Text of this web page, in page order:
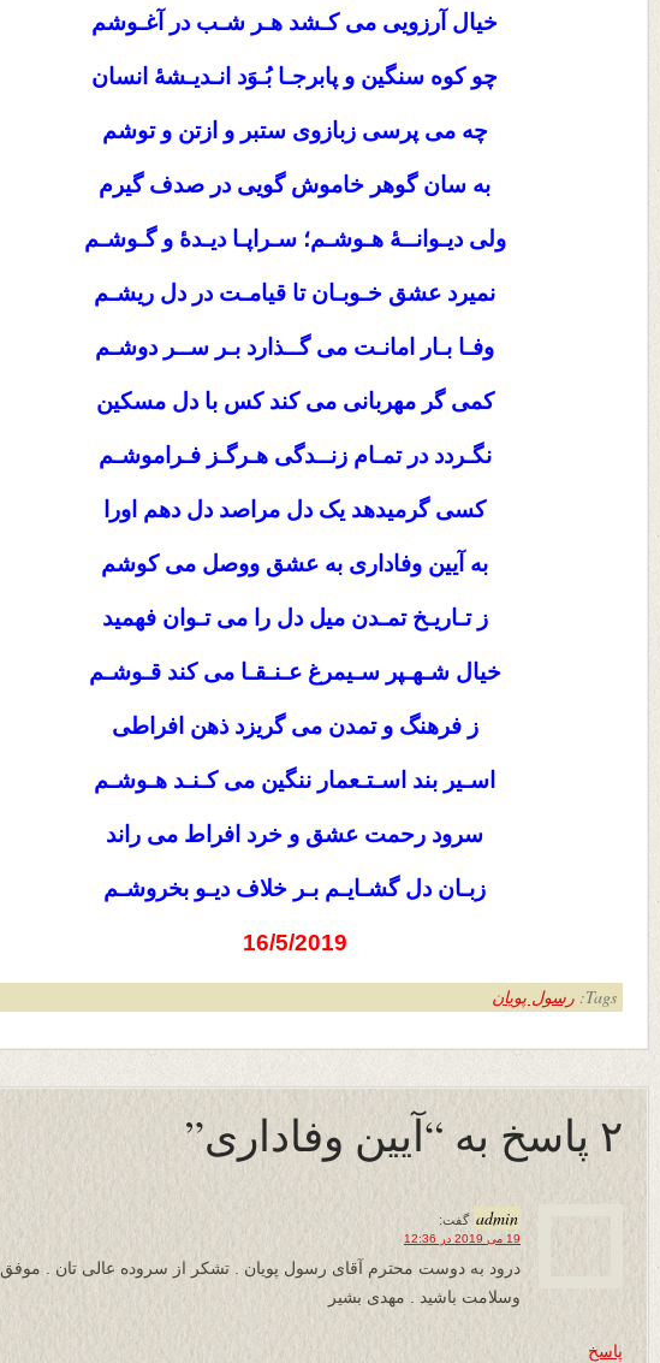
خیال آرزویی می کـشد هـر شـب در آغـوشم
چو کوه سنگین و پابرجـا بُـوَد انـدیـشۀ انسان
چه می پرسی زبازوی ستبر و ازتن و توشم
به سان گوهر خاموش گویی در صدف گیرم
ولی دیـوانــۀ هـوشـم؛ سـراپـا دیـدۀ و گـوشـم
نمیرد عشق خـوبـان تا قیامـت در دل ریشـم
وفـا بـار امانـت می گــذارد بـر ســر دوشـم
کمی گر مهربانی می کند کس با دل مسکین
نگـردد در تمـام زنــدگی هـرگـز فـراموشـم
کسی گرمیدهد یک دل مراصد دل دهم اورا
به آیین وفاداری به عشق ووصل می کوشم
ز تـاریـخ تمـدن میل دل را می تـوان فهمید
خیال شـهـپر سـیمرغ عـنـقـا می کند قـوشـم
ز فرهنگ و تمدن می گریزد ذهن افراطی
اسـیر بند اسـتـعمار ننگین می کـنـد هـوشـم
سرود رحمت عشق و خرد افراط می راند
زبـان دل گشـایـم بـر خلاف دیـو بخروشـم
16/5/2019
Tags: رسول پویان
۲ پاسخ به “آیین وفاداری”
admin گفت:
19 می 2019 در 12:36
درود به دوست محترم آقای رسول پویان . تشکر از سروده عالی تان . موفق
وسلامت باشید . مهدی بشیر
پاسخ